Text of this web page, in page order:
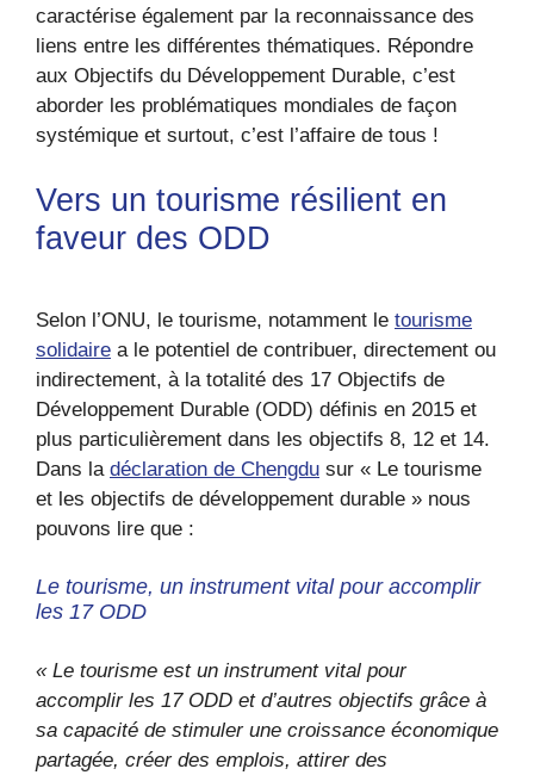
caractérise également par la reconnaissance des
liens entre les différentes thématiques. Répondre
aux Objectifs du Développement Durable, c’est
aborder les problématiques mondiales de façon
systémique et surtout, c’est l’affaire de tous !
Vers un tourisme résilient en
faveur des ODD
Selon l’ONU, le tourisme, notamment le tourisme
solidaire a le potentiel de contribuer, directement ou
indirectement, à la totalité des 17 Objectifs de
Développement Durable (ODD) définis en 2015 et
plus particulièrement dans les objectifs 8, 12 et 14.
Dans la déclaration de Chengdu sur « Le tourisme
et les objectifs de développement durable » nous
pouvons lire que :
Le tourisme, un instrument vital pour accomplir
les 17 ODD
« Le tourisme est un instrument vital pour
accomplir les 17 ODD et d’autres objectifs grâce à
sa capacité de stimuler une croissance économique
partagée, créer des emplois, attirer des